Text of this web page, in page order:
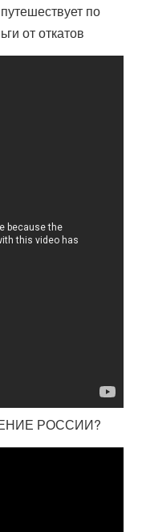
по
от откатов
РОССИИ?